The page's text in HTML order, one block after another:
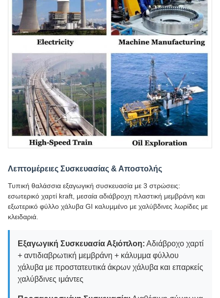
Λεπτομέρειες Συσκευασίας & Αποστολής
Τυπική θαλάσσια εξαγωγική συσκευασία με 3 στρώσεις:
εσωτερικό χαρτί kraft, μεσαία αδιάβροχη πλαστική μεμβράνη και
εξωτερικό φύλλο χάλυβα GI καλυμμένο με χαλύβδινες λωρίδες με
κλειδαριά.
Εξαγωγική Συσκευασία Αξιόπλοη: Αδιάβροχο χαρτί
+ αντιδιαβρωτική μεμβράνη + κάλυμμα φύλλου
χάλυβα με προστατευτικά άκρων χάλυβα και επαρκείς
χαλύβδινες ιμάντες